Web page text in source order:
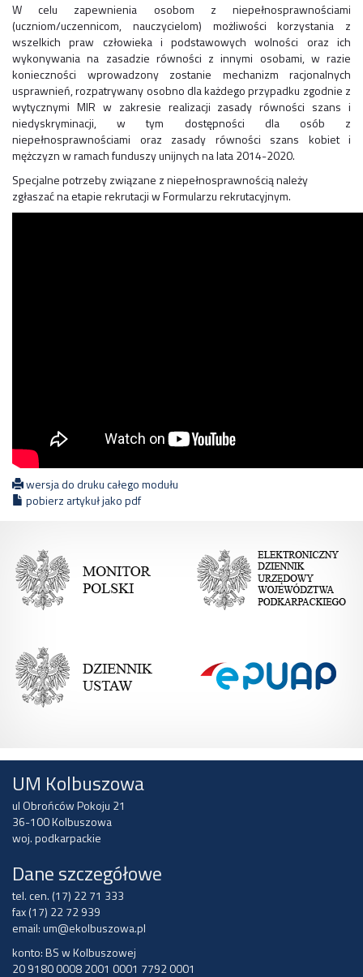
W celu zapewnienia osobom z niepełnosprawnościami
(uczniom/uczennicom, nauczycielom) możliwości korzystania z
wszelkich praw człowieka i podstawowych wolności oraz ich
wykonywania na zasadzie równości z innymi osobami, w razie
konieczności wprowadzony zostanie mechanizm racjonalnych
usprawnień, rozpatrywany osobno dla każdego przypadku zgodnie z
wytycznymi MIR w zakresie realizacji zasady równości szans i
niedyskryminacji, w tym dostępności dla osób z
niepełnosprawnościami oraz zasady równości szans kobiet i
mężczyzn w ramach funduszy unijnych na lata 2014-2020.
Specjalne potrzeby związane z niepełnosprawnością należy
zgłaszać na etapie rekrutacji w Formularzu rekrutacyjnym.
wersja do druku całego modułu
pobierz artykuł jako pdf
UM Kolbuszowa
ul Obrońców Pokoju 21
36-100 Kolbuszowa
woj. podkarpackie
Dane szczegółowe
tel. cen. (17) 22 71 333
fax (17) 22 72 939
email:um@ekolbuszowa.pl
konto: BS w Kolbuszowej
20 9180 0008 2001 0001 7792 0001